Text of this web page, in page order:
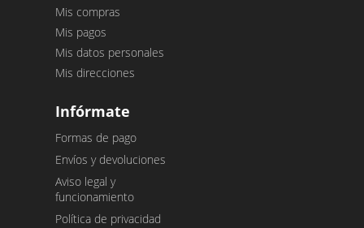
Mis compras
Mis pagos
Mis datos personales
Mis direcciones
Infórmate
Formas de pago
Envíos y devoluciones
Aviso legal y
funcionamiento
Política de privacidad